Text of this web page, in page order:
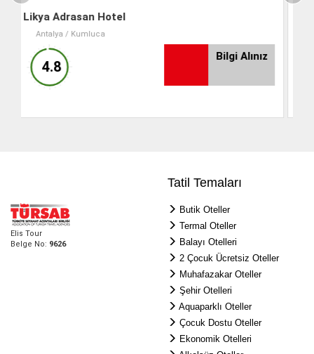
Likya Adrasan Hotel
Antalya / Kumluca
4.8
Bilgi Alınız
Elis Tour
Belge No: 9626
Tatil Temaları
Butik Oteller
Termal Oteller
Balayı Otelleri
2 Çocuk Ücretsiz Oteller
Muhafazakar Oteller
Şehir Otelleri
Aquaparklı Oteller
Çocuk Dostu Oteller
Ekonomik Otelleri